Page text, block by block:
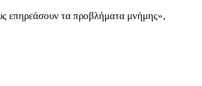
επηρεάσουν τα προβλήματα μνήμης»,